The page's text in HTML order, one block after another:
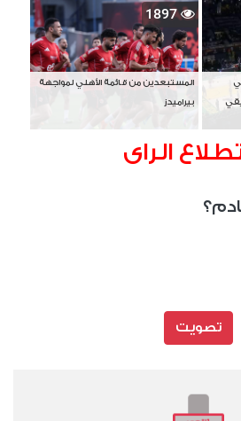
1897
المستبعدين من قائمة الأهلي لمواجهة
بيراميدز
الراى
تصويت